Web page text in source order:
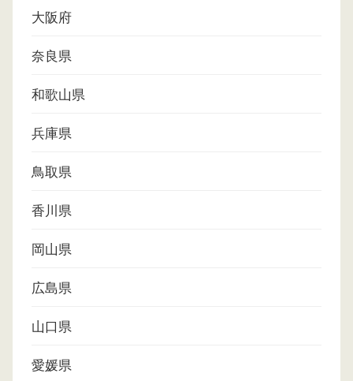
大阪府
奈良県
和歌山県
兵庫県
鳥取県
香川県
岡山県
広島県
山口県
愛媛県